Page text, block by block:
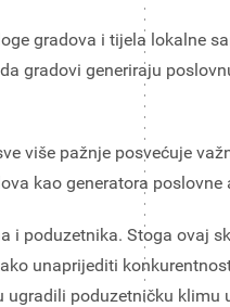
gradova i tijela lokalne
gradovi generiraju
više pažnje posvećuje
kao generatora poslovne
i poduzetnika. Stoga ovaj
unaprijediti
poduzetničku klimu